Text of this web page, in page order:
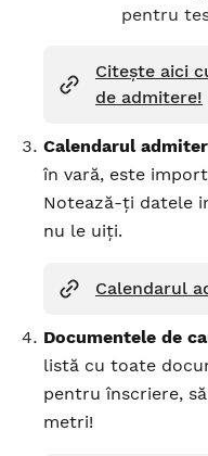
pentru
Citește aici
de admitere!
Calendarul
în vară, este
Notează-ți datele
nu le uiți.
Calendarul
Documentele de
listă cu toate
pentru înscriere,
metri!